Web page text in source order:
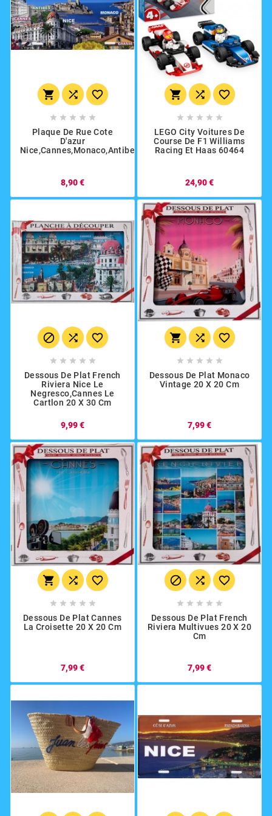
  
    
Plaque De Rue Cote
D'azur
Nice,Cannes,Monaco,Antibes,Grasse
8,90 €
  
    
LEGO City Voitures De
Course De F1 Williams
Racing Et Haas 60464
24,90 €
  
    
Dessous De Plat French
Riviera Nice Le
Negresco,Cannes Le
Cartlon 20 X 30 Cm
9,99 €
  
    
Dessous De Plat Monaco
Vintage 20 X 20 Cm
7,99 €
  
    
Dessous De Plat Cannes
La Croisette 20 X 20 Cm
7,99 €
  
    
Dessous De Plat French
Riviera Multivues 20 X 20
Cm
7,99 €